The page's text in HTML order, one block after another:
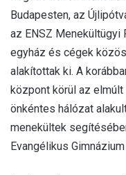
Budapesten, az
az ENSZ Menekültügyi
egyház és cégek
alakítottak ki. A
központ körül az
önkéntes hálózat
menekültek
Evangélikus